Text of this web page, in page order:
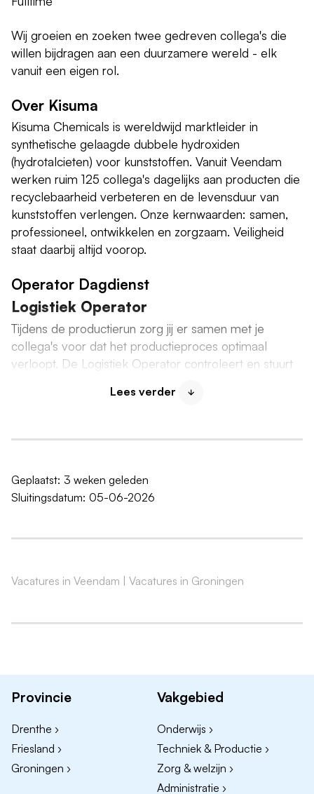
Wij groeien en zoeken twee gedreven collega's die
willen bijdragen aan een duurzamere wereld - elk
vanuit een eigen rol.
Over Kisuma
Kisuma Chemicals is wereldwijd marktleider in
synthetische gelaagde dubbele hydroxiden
(hydrotalcieten) voor kunststoffen. Vanuit Veendam
werken ruim 125 collega's dagelijks aan producten die
recyclebaarheid verbeteren en de levensduur van
kunststoffen verlengen. Onze kernwaarden: samen,
professioneel, ontwikkelen en zorgzaam. Veiligheid
staat daarbij altijd voorop.
Operator Dagdienst
Logistiek Operator
Tijdens de productierun zorg jij er samen met je
collega's voor dat het productieproces optimaal
verloopt. De Logistiek Operator controleert en stuurt
draagt zorg voor de administratieve afhandeling.
Toezien op een goed verloop van de
Bedienen, controleren, regelen en bijsturen van
productieapparatuur in de verpakkingsafdeling en
Het laden en lossen van hulpstoffen en
storingen en het assisteren van de monteur;
onderhoud/productieovergang;
Administratieve afhandeling van
verladingsdocumenten;
Alle voorkomende werkzaamheden op de
afdeling.
Lees verder
Geplaatst: 3 weken geleden
Sluitingsdatum: 05-06-2026
Vacatures in Veendam Vacatures in Groningen
Provincie
Drenthe ›
Friesland ›
Groningen ›
Vakgebied
Onderwijs ›
Techniek & Productie ›
Zorg & welzijn ›
Administratie ›